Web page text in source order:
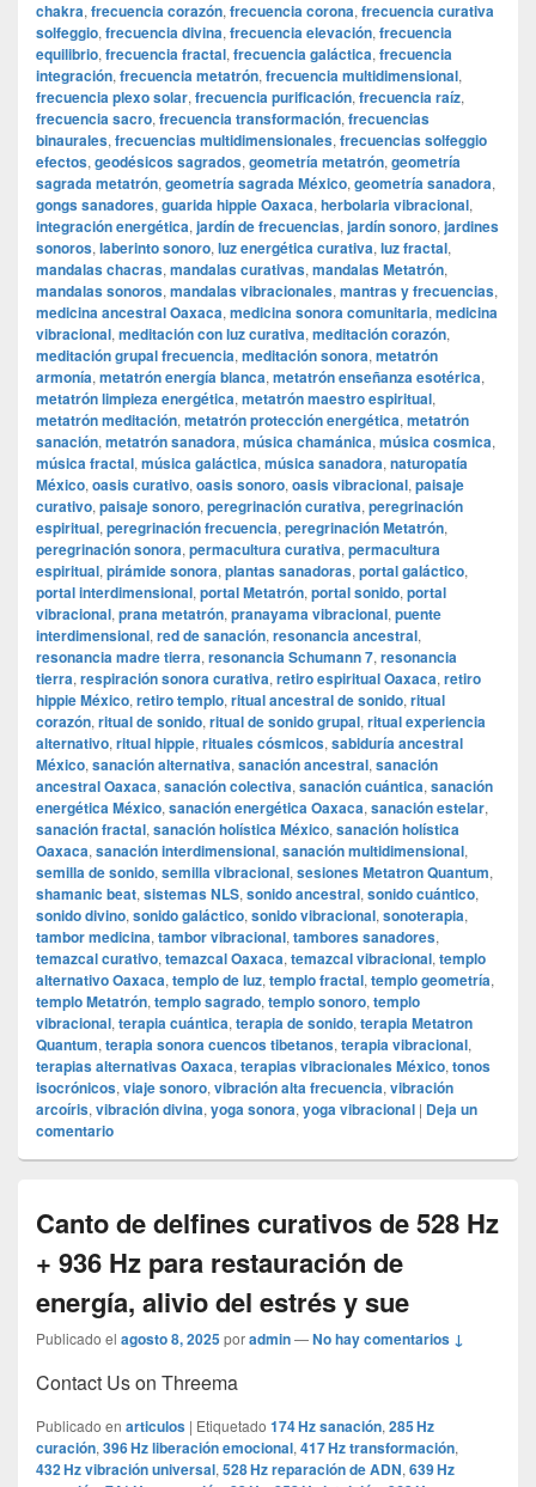
chakra, frecuencia corazón, frecuencia corona, frecuencia curativa
solfeggio, frecuencia divina, frecuencia elevación, frecuencia
equilibrio, frecuencia fractal, frecuencia galáctica, frecuencia
integración, frecuencia metatrón, frecuencia multidimensional,
frecuencia plexo solar, frecuencia purificación, frecuencia raíz,
frecuencia sacro, frecuencia transformación, frecuencias
binaurales, frecuencias multidimensionales, frecuencias solfeggio
efectos, geodésicos sagrados, geometría metatrón, geometría
sagrada metatrón, geometría sagrada México, geometría sanadora,
gongs sanadores, guarida hippie Oaxaca, herbolaria vibracional,
integración energética, jardín de frecuencias, jardín sonoro, jardines
sonoros, laberinto sonoro, luz energética curativa, luz fractal,
mandalas chacras, mandalas curativas, mandalas Metatrón,
mandalas sonoros, mandalas vibracionales, mantras y frecuencias,
medicina ancestral Oaxaca, medicina sonora comunitaria, medicina
vibracional, meditación con luz curativa, meditación corazón,
meditación grupal frecuencia, meditación sonora, metatrón
armonía, metatrón energía blanca, metatrón enseñanza esotérica,
metatrón limpieza energética, metatrón maestro espiritual,
metatrón meditación, metatrón protección energética, metatrón
sanación, metatrón sanadora, música chamánica, música cosmica,
música fractal, música galáctica, música sanadora, naturopatía
México, oasis curativo, oasis sonoro, oasis vibracional, paisaje
curativo, paisaje sonoro, peregrinación curativa, peregrinación
espiritual, peregrinación frecuencia, peregrinación Metatrón,
peregrinación sonora, permacultura curativa, permacultura
espiritual, pirámide sonora, plantas sanadoras, portal galáctico,
portal interdimensional, portal Metatrón, portal sonido, portal
vibracional, prana metatrón, pranayama vibracional, puente
interdimensional, red de sanación, resonancia ancestral,
resonancia madre tierra, resonancia Schumann 7, resonancia
tierra, respiración sonora curativa, retiro espiritual Oaxaca, retiro
hippie México, retiro templo, ritual ancestral de sonido, ritual
corazón, ritual de sonido, ritual de sonido grupal, ritual experiencia
alternativo, ritual hippie, rituales cósmicos, sabiduría ancestral
México, sanación alternativa, sanación ancestral, sanación
ancestral Oaxaca, sanación colectiva, sanación cuántica, sanación
energética México, sanación energética Oaxaca, sanación estelar,
sanación fractal, sanación holística México, sanación holística
Oaxaca, sanación interdimensional, sanación multidimensional,
semilla de sonido, semilla vibracional, sesiones Metatron Quantum,
shamanic beat, sistemas NLS, sonido ancestral, sonido cuántico,
sonido divino, sonido galáctico, sonido vibracional, sonoterapia,
tambor medicina, tambor vibracional, tambores sanadores,
temazcal curativo, temazcal Oaxaca, temazcal vibracional, templo
alternativo Oaxaca, templo de luz, templo fractal, templo geometría,
templo Metatrón, templo sagrado, templo sonoro, templo
vibracional, terapia cuántica, terapia de sonido, terapia Metatron
Quantum, terapia sonora cuencos tibetanos, terapia vibracional,
terapias alternativas Oaxaca, terapias vibracionales México, tonos
isocrónicos, viaje sonoro, vibración alta frecuencia, vibración
arcoíris, vibración divina, yoga sonora, yoga vibracional | Deja un
comentario
Canto de delfines curativos de 528 Hz
+ 936 Hz para restauración de
energía, alivio del estrés y sue
Publicado el agosto 8, 2025poradmin—No hay comentarios ↓
Contact Us on Threema
Publicado en articulos | Etiquetado 174 Hz sanación, 285 Hz
curación, 396 Hz liberación emocional, 417 Hz transformación,
432 Hz vibración universal, 528 Hz reparación de ADN, 639 Hz